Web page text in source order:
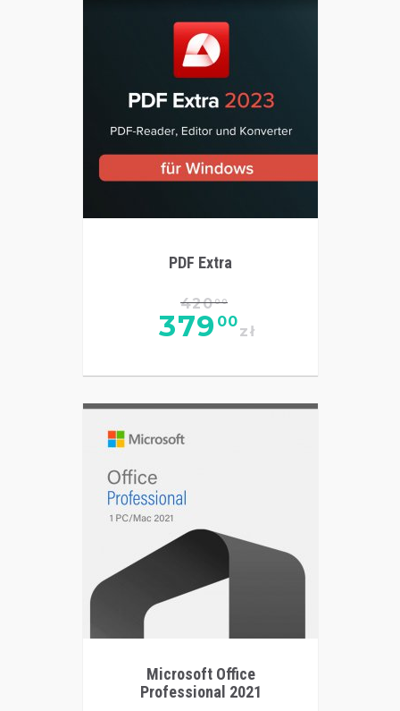
PDF Extra
42000
379 00
zł
Microsoft Office
Professional 2021